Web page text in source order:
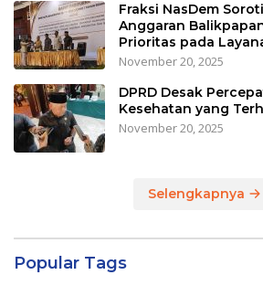
Fraksi NasDem
Anggaran
Prioritas pada
November 20, 2025
DPRD Desak
Kesehatan yang
November 20, 2025
Selengkapnya
Popular Tags